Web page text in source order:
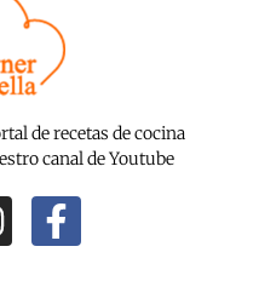
de recetas de cocina
canal de Youtube
F
a